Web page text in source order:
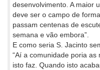
desenvolvimento. A maior
deve ser o campo de
passam centenas de
semana e vão embora”.
E como seria S. Jacinto
“Aí a comunidade poria
isto faz. Quando isto